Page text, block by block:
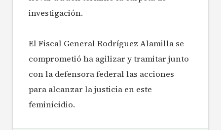
investigación.
El Fiscal General Rodríguez Alamilla se
comprometió ha agilizar y tramitar junto
con la defensora federal las acciones
para alcanzar la justicia en este
feminicidio.